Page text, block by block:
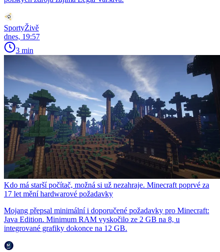
SportyŽivě
dnes, 19:57
3 min
Kdo má starší počítač, možná si už nezahraje. Minecraft poprvé za
17 let mění hardwarové požadavky
Mojang přepsal minimální i doporučené požadavky pro Minecraft:
Java Edition. Minimum RAM vyskočilo ze 2 GB na 8, u
integrované grafiky dokonce na 12 GB.